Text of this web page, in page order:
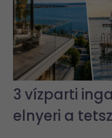
3 vízparti
elnyeri a